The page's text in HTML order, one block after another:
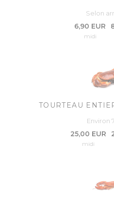
Selon
6,90 EUR
midi
TOURTEAU
Environ
25,00 EUR
midi